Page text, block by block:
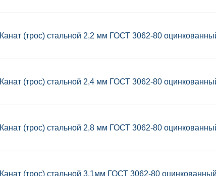
Канат (трос) стальной 2,2 мм ГОСТ 3062-80
Канат (трос) стальной 2,4 мм ГОСТ 3062-80
Канат (трос) стальной 2,8 мм ГОСТ 3062-80
Канат (трос) стальной 3,1мм ГОСТ 3062-80